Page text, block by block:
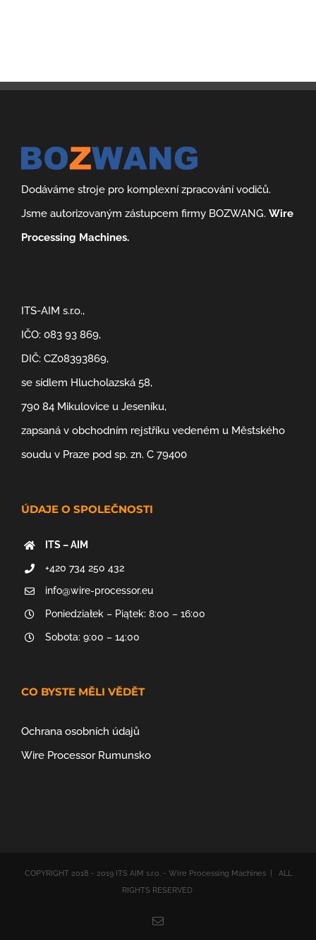
Dodáváme stroje pro komplexní zpracování vodičů.
Jsme autorizovaným zástupcem firmy BOZWANG. Wire
Processing Machines.
ITS-AIM s.r.o.,
IČO: 083 93 869,
DIČ: CZ08393869,
se sídlem Hlucholazská 58,
790 84 Mikulovice u Jeseníku,
zapsaná v obchodním rejstříku vedeném u Městského
soudu v Praze pod sp. zn. C 79400
ÚDAJE O SPOLEČNOSTI
ITS – AIM
+420 734 250 432
info@wire-processor.eu
Poniedziałek – Piątek: 8:00 – 16:00
Sobota: 9:00 – 14:00
CO BYSTE MĚLI VĚDĚT
Ochrana osobních údajů
Wire Processor Rumunsko
COPYRIGHT 2018 - 2019 ITS AIM s.r.o. - Wire Processing Machines | ALL
RIGHTS RESERVED
Email